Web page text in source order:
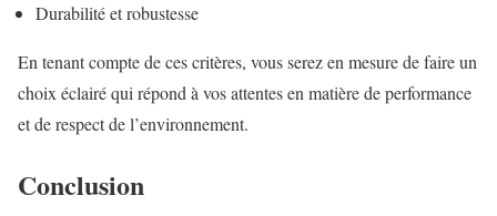
Durabilité et robustesse
En tenant compte de ces critères, vous serez en mesure de faire un
choix éclairé qui répond à vos attentes en matière de performance
et de respect de l’environnement.
Conclusion